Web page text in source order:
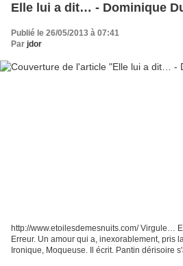
Elle lui a dit… - Dominique
Publié le 26/05/2013 à 07:41
Par jdor
http://www.etoilesdemesnuits.com/ Virgule…
Erreur. Un amour qui a, inexorablement, pris
Ironique, Moqueuse. Il écrit. Pantin dérisoire